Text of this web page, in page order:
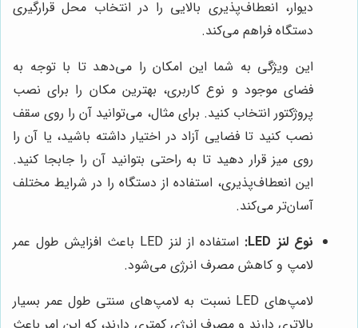
دیوار، انعطاف‌پذیری بالایی را در انتخاب محل قرارگیری
دستگاه فراهم می‌کند.
این ویژگی به شما این امکان را می‌دهد تا با توجه به
فضای موجود و نوع کاربری، بهترین مکان را برای نصب
پروژکتور انتخاب کنید. برای مثال، می‌توانید آن را روی سقف
نصب کنید تا فضایی آزاد در اختیار داشته باشید، یا آن را
روی میز قرار دهید تا به راحتی بتوانید آن را جابجا کنید.
این انعطاف‌پذیری، استفاده از دستگاه را در شرایط مختلف
آسان‌تر می‌کند.
نوع لنز LED:
استفاده از لنز LED باعث افزایش طول عمر
لامپ و کاهش مصرف انرژی می‌شود.
لامپ‌های LED نسبت به لامپ‌های سنتی طول عمر بسیار